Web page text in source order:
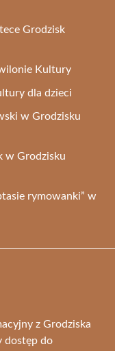
Grodzisk
Kultury
dla dzieci
w Grodzisku
w Grodzisku
rymowanki” w
z Grodziska
dostęp do